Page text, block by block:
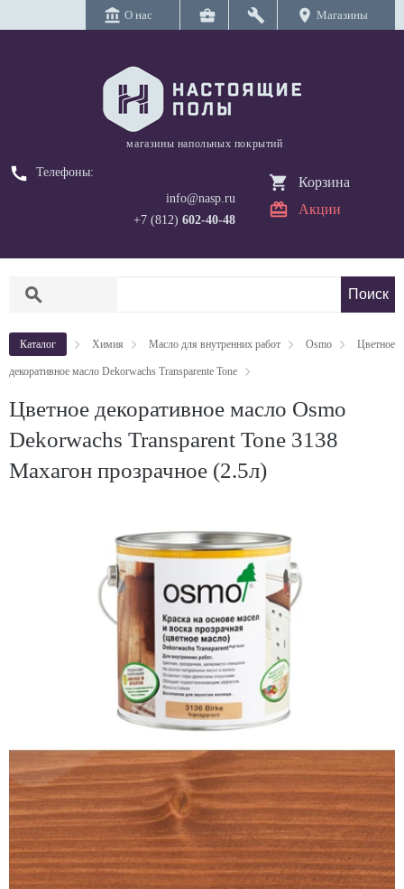
account_balance О нас business_center build location_on Магазины
магазины напольных покрытий
call
Телефоны:
info@nasp.ru
+7 (812) 602-40-48
Корзина
Акции
search
Каталог Химия Масло для внутренних работ Osmo Цветное
декоративное масло Dekorwachs Transparente Tone
Цветное декоративное масло Osmo
Dekorwachs Transparent Tone 3138
Махагон прозрачное (2.5л)